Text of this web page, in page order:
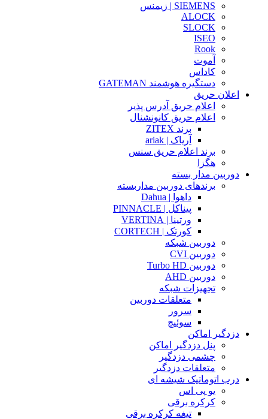
SIEMENS | زیمنس
ALOCK
SLOCK
ISEO
Rook
آموت
کاداس
دستگیره هوشمند GATEMAN
اعلان حریق
اعلام حریق آدرس پذیر
اعلام حریق کانونشنال
برند ZITEX
آریاک | ariak
برند اعلام حریق سنس
هگزا
دوربین مدار بسته
برندهای دوربین مداربسته
داهوا | Dahua
پیناکل | PINNACLE
ورتینا | VERTINA
کورتک | CORTECH
دوربین شبکه
دوربین CVI
دوربین Turbo HD
دوربین AHD
تجهیزات شبکه
متعلقات دوربین
سرور
سوئیچ
دزدگیر اماکن
پنل دزدگیر اماکن
چشمی دزدگیر
متعلقات دزدگیر
درب اتوماتیک شیشه ای
یو پی اس
کرکره برقی
تیغه کرکره برقی